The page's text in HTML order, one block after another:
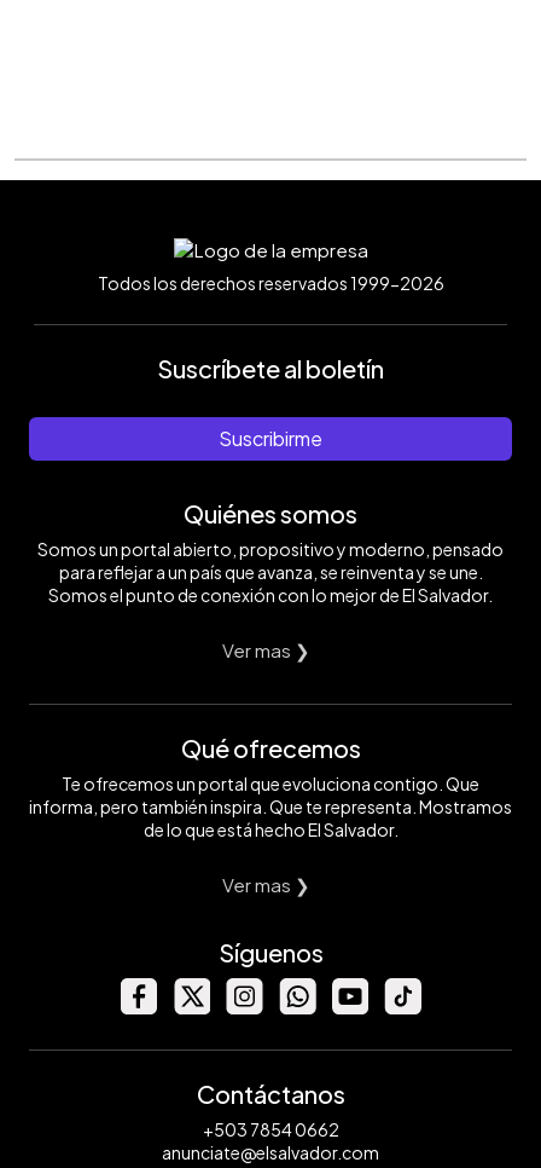
Todos los derechos reservados 1999-2026
Suscríbete al boletín
Suscribirme
Quiénes somos
Somos un portal abierto, propositivo y moderno, pensado
para reflejar a un país que avanza, se reinventa y se une.
Somos el punto de conexión con lo mejor de El Salvador.
Ver mas ❯
Qué ofrecemos
Te ofrecemos un portal que evoluciona contigo. Que
informa, pero también inspira. Que te representa. Mostramos
de lo que está hecho El Salvador.
Ver mas ❯
Síguenos
Contáctanos
+503 7854 0662
anunciate@elsalvador.com